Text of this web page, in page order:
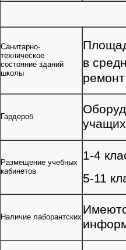
Санитарно-
техническое
состояние зданий
школы
в
Гардероб
Размещение учебных
кабинетов
1-4
5-11
Наличие лаборантских